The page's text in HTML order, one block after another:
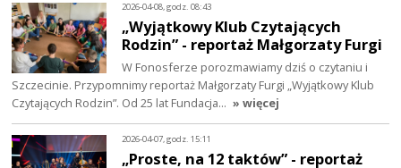
2026-04-08, godz. 08:43
„Wyjątkowy Klub Czytających
Rodzin” - reportaż Małgorzaty Furgi
W Fonosferze porozmawiamy dziś o czytaniu i
Szczecinie. Przypomnimy reportaż Małgorzaty Furgi „Wyjątkowy Klub
Czytających Rodzin”. Od 25 lat Fundacja… » więcej
2026-04-07, godz. 15:11
„Proste, na 12 taktów” - reportaż